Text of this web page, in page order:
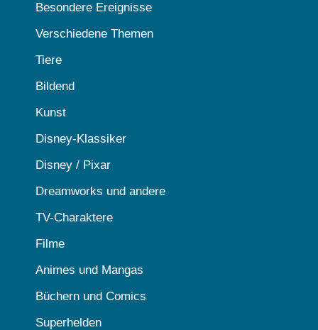
Besondere Ereignisse
Verschiedene Themen
Tiere
Bildend
Kunst
Disney-Klassiker
Disney / Pixar
Dreamworks und andere
TV-Charaktere
Filme
Animes und Mangas
Büchern und Comics
Superhelden